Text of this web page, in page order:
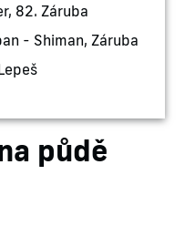
82. Záruba
- Shiman, Záruba
půdě